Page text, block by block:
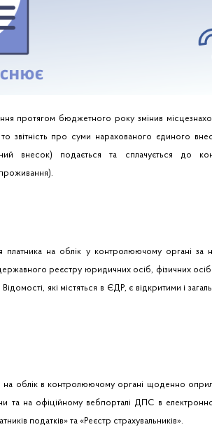
протягом бюджетного року змінив
то звітність про суми нарахованого єдиного
внесок) подається та сплачується до
платника на облік у контролюючому органі
реєстру юридичних осіб, фізичних осіб
які містяться в ЄДР, є відкритими і
на облік в контролюючому органі щоденно
та на офіційному вебпорталі ДПС в
податків» та «Реєстр страхувальників».